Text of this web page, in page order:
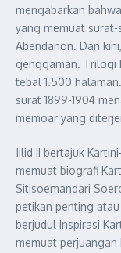
mengabarkan
yang memuat surat-
Abendanon. Dan
genggaman. Trilogi
tebal 1.500
surat 1899-1904
memoar yang
Jilid II bertajuk
memuat biografi
Sitisoemandari
petikan penting atau
berjudul Inspirasi
memuat perjuangan